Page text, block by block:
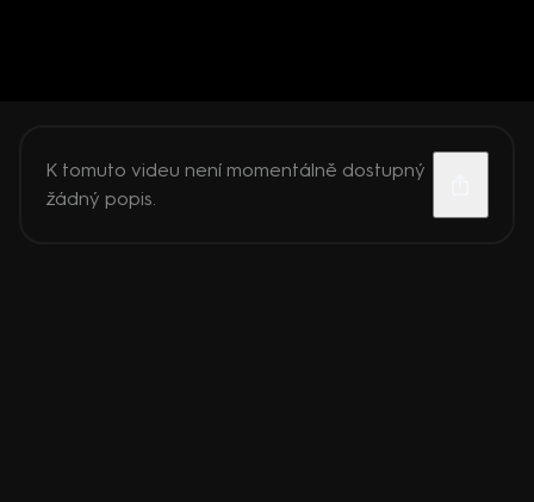
K tomuto videu není momentálně dostupný
žádný popis.